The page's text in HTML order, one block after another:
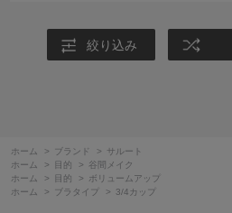
絞り込み
ホーム > ブランド >
サルート
ホーム
> 目的 >
谷間メイク
ホーム
> 目的 >
ボリュームアップ
ホーム
> ブラタイプ > 3/4カップ